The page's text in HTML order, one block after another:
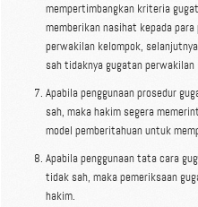
mempertimbangkan kriteria
memberikan nasihat kepada
perwakilan kelompok,
sah tidaknya gugatan
Apabila penggunaan prosedur
sah, maka hakim segera
model pemberitahuan untuk
Apabila penggunaan tata cara
tidak sah, maka pemeriksaan
hakim.